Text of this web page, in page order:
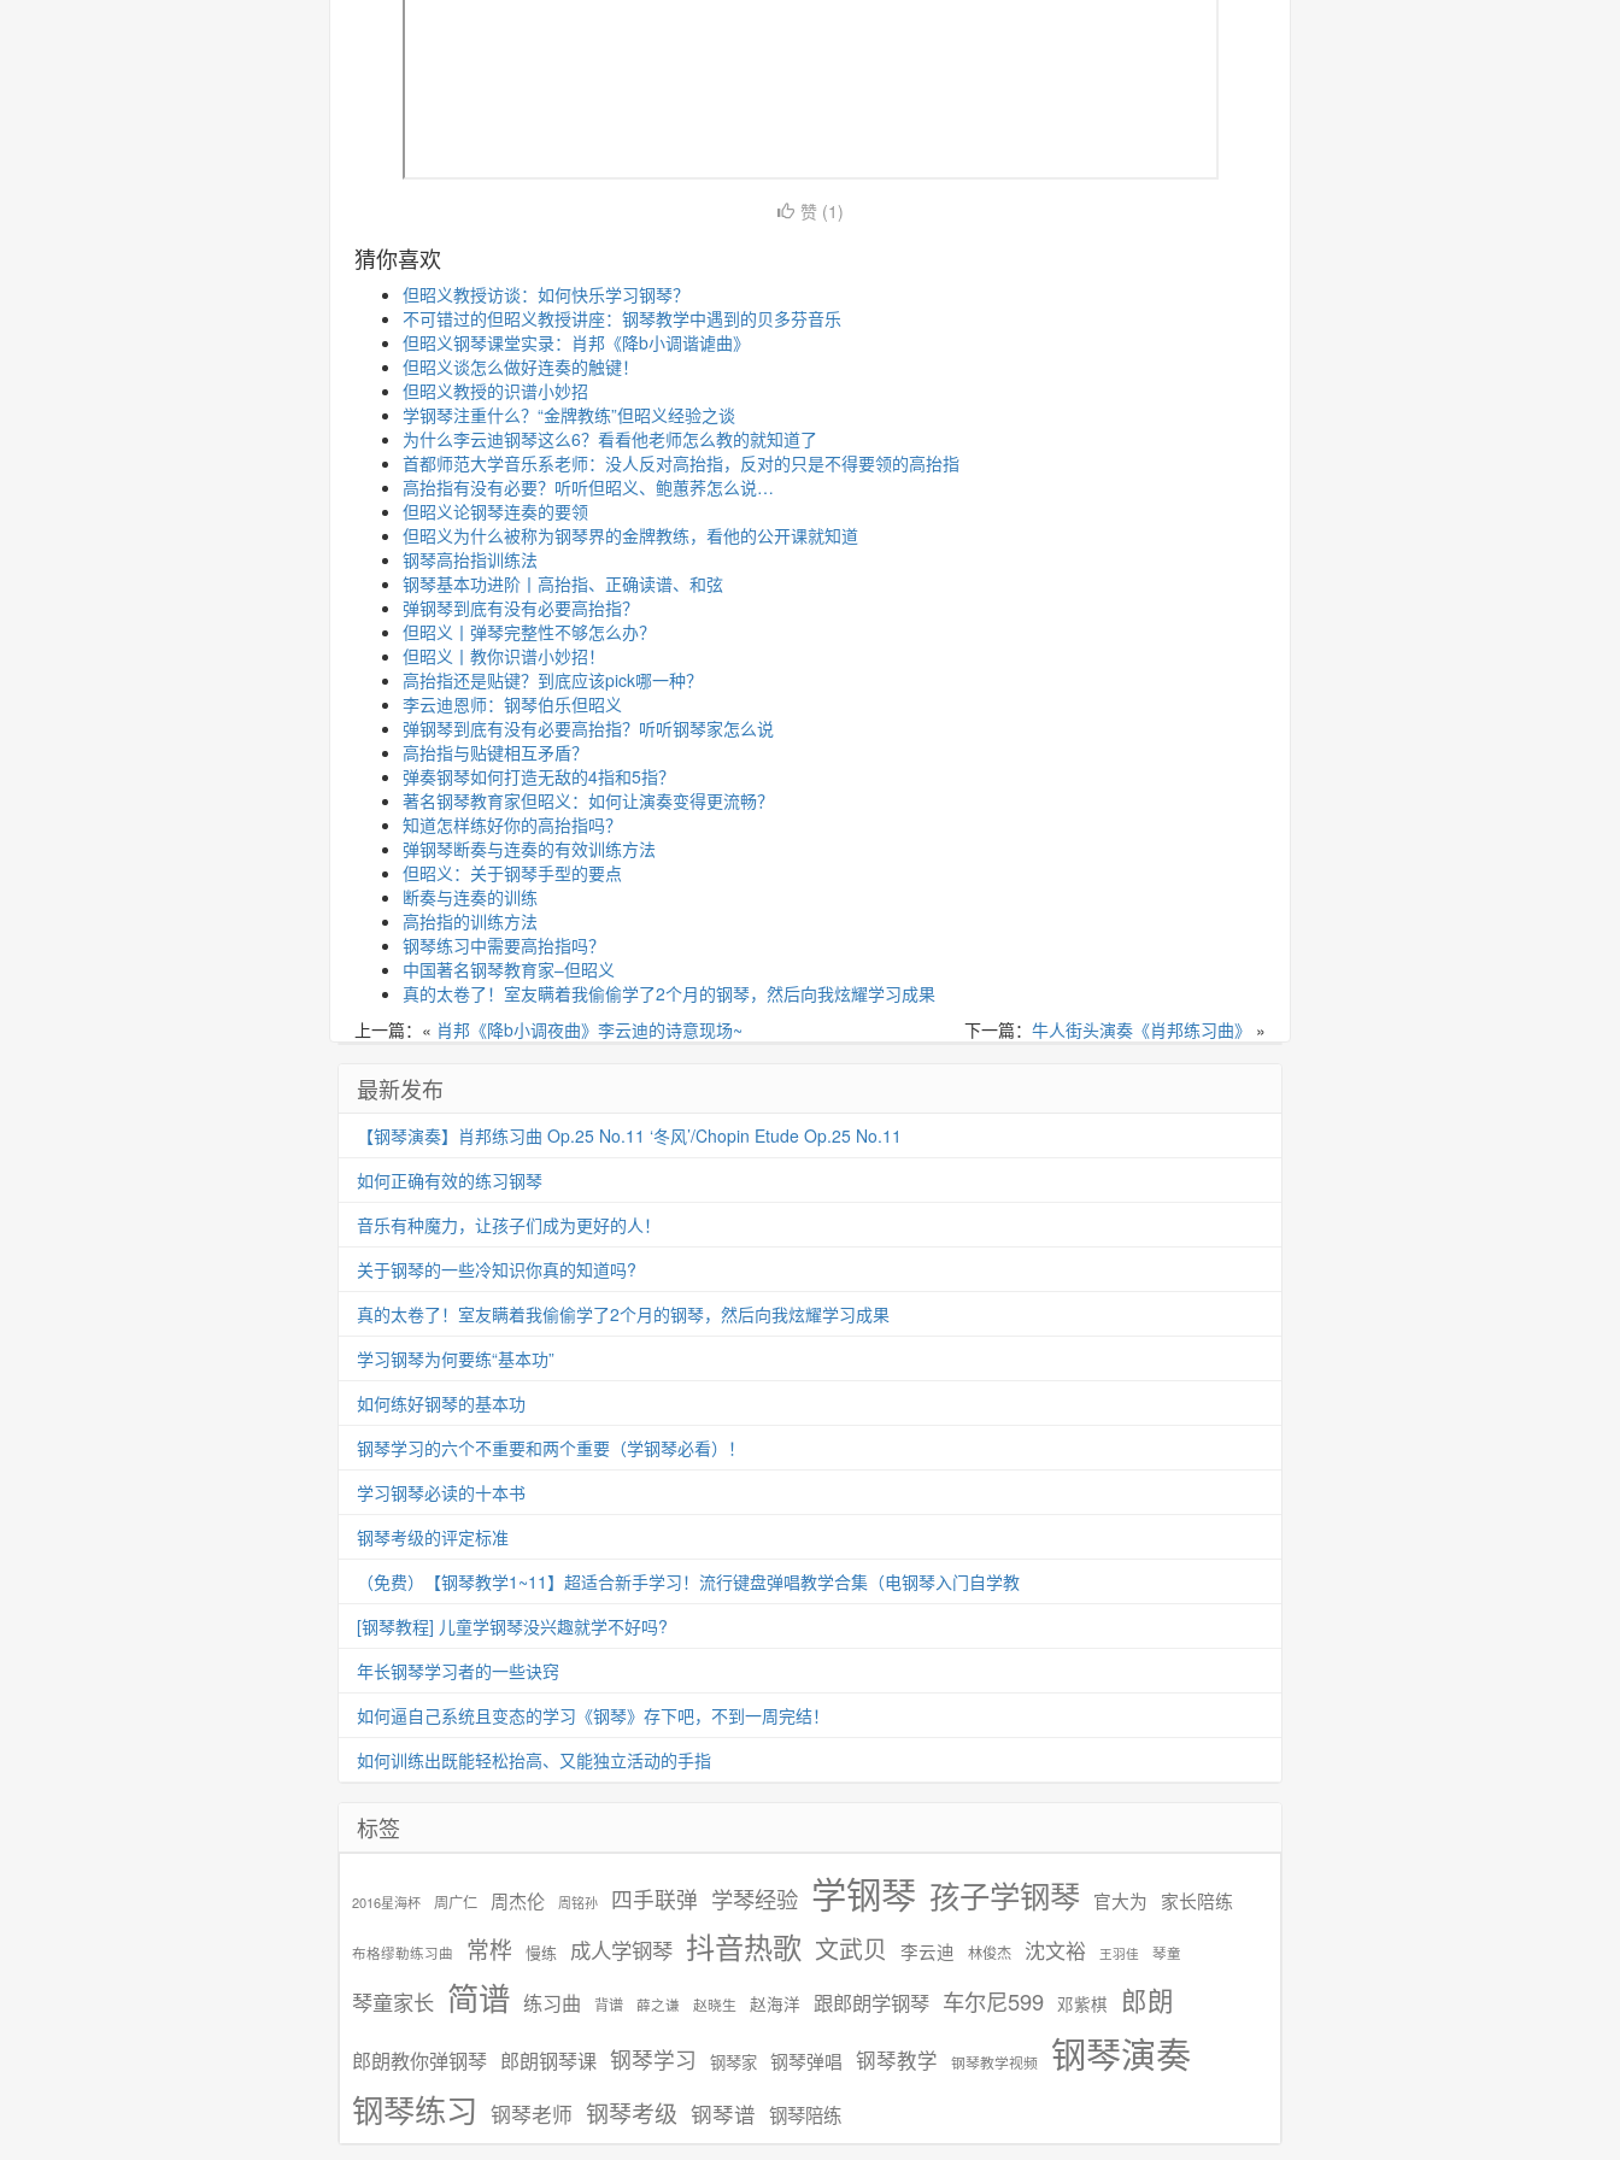
赞 (1)
猜你喜欢
但昭义教授访谈：如何快乐学习钢琴？
不可错过的但昭义教授讲座：钢琴教学中遇到的贝多芬音乐
但昭义钢琴课堂实录：肖邦《降b小调谐谑曲》
但昭义谈怎么做好连奏的触键！
但昭义教授的识谱小妙招
学钢琴注重什么？“金牌教练”但昭义经验之谈
为什么李云迪钢琴这么6？看看他老师怎么教的就知道了
首都师范大学音乐系老师：没人反对高抬指，反对的只是不得要领的高抬指
高抬指有没有必要？听听但昭义、鲍蕙荞怎么说…
但昭义论钢琴连奏的要领
但昭义为什么被称为钢琴界的金牌教练，看他的公开课就知道
钢琴高抬指训练法
钢琴基本功进阶丨高抬指、正确读谱、和弦
弹钢琴到底有没有必要高抬指？
但昭义丨弹琴完整性不够怎么办？
但昭义丨教你识谱小妙招！
高抬指还是贴键？到底应该pick哪一种？
李云迪恩师：钢琴伯乐但昭义
弹钢琴到底有没有必要高抬指？听听钢琴家怎么说
高抬指与贴键相互矛盾？
弹奏钢琴如何打造无敌的4指和5指？
著名钢琴教育家但昭义：如何让演奏变得更流畅？
知道怎样练好你的高抬指吗？
弹钢琴断奏与连奏的有效训练方法
但昭义：关于钢琴手型的要点
断奏与连奏的训练
高抬指的训练方法
钢琴练习中需要高抬指吗？
中国著名钢琴教育家–但昭义
真的太卷了！室友瞒着我偷偷学了2个月的钢琴，然后向我炫耀学习成果
下一篇： 牛人街头演奏《肖邦练习曲》 »
上一篇：« 肖邦《降b小调夜曲》李云迪的诗意现场~
最新发布
【钢琴演奏】肖邦练习曲 Op.25 No.11 ‘冬风’/Chopin Etude Op.25 No.11
如何正确有效的练习钢琴
音乐有种魔力，让孩子们成为更好的人！
关于钢琴的一些冷知识你真的知道吗?
真的太卷了！室友瞒着我偷偷学了2个月的钢琴，然后向我炫耀学习成果
学习钢琴为何要练“基本功”
如何练好钢琴的基本功
钢琴学习的六个不重要和两个重要（学钢琴必看）！
学习钢琴必读的十本书
钢琴考级的评定标准
（免费）【钢琴教学1~11】超适合新手学习！流行键盘弹唱教学合集（电钢琴入门自学教
[钢琴教程] 儿童学钢琴没兴趣就学不好吗?
年长钢琴学习者的一些诀窍
如何逼自己系统且变态的学习《钢琴》存下吧，不到一周完结！
如何训练出既能轻松抬高、又能独立活动的手指
标签
2016星海杯 周广仁 周杰伦 周铭孙 四手联弹 学琴经验 学钢琴 孩子学钢琴 官大为 家长陪练
布格缪勒练习曲 常桦 慢练 成人学钢琴 抖音热歌 文武贝 李云迪 林俊杰 沈文裕 王羽佳 琴童
琴童家长 简谱 练习曲 背谱 薛之谦 赵晓生 赵海洋 跟郎朗学钢琴 车尔尼599 邓紫棋 郎朗
郎朗教你弹钢琴 郎朗钢琴课 钢琴学习 钢琴家 钢琴弹唱 钢琴教学 钢琴教学视频 钢琴演奏
钢琴练习 钢琴老师 钢琴考级 钢琴谱 钢琴陪练